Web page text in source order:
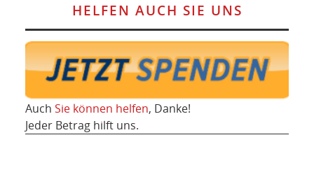
HELFEN AUCH SIE UNS
Auch Sie können helfen, Danke!
Jeder Betrag hilft uns.